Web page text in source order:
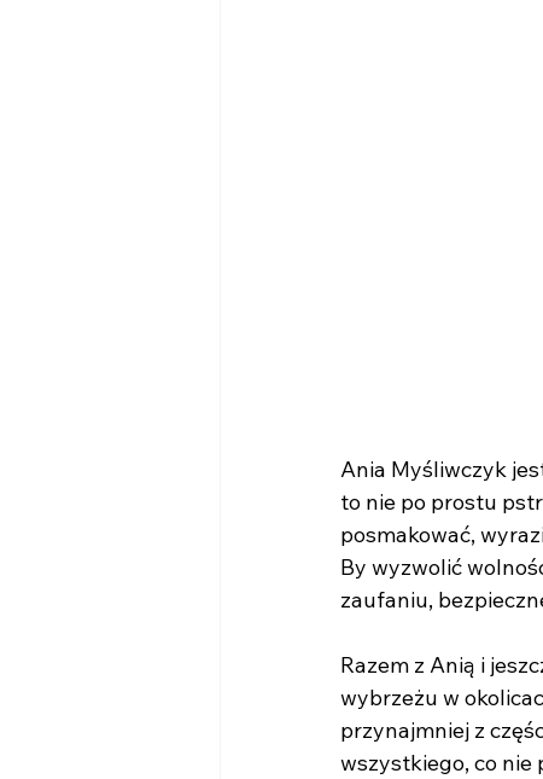
Ania Myśliwczyk
to nie po prostu
posmakować,
By wyzwolić
zaufaniu,
Razem z Anią i
wybrzeżu w
przynajmniej z
wszystkiego, co nie